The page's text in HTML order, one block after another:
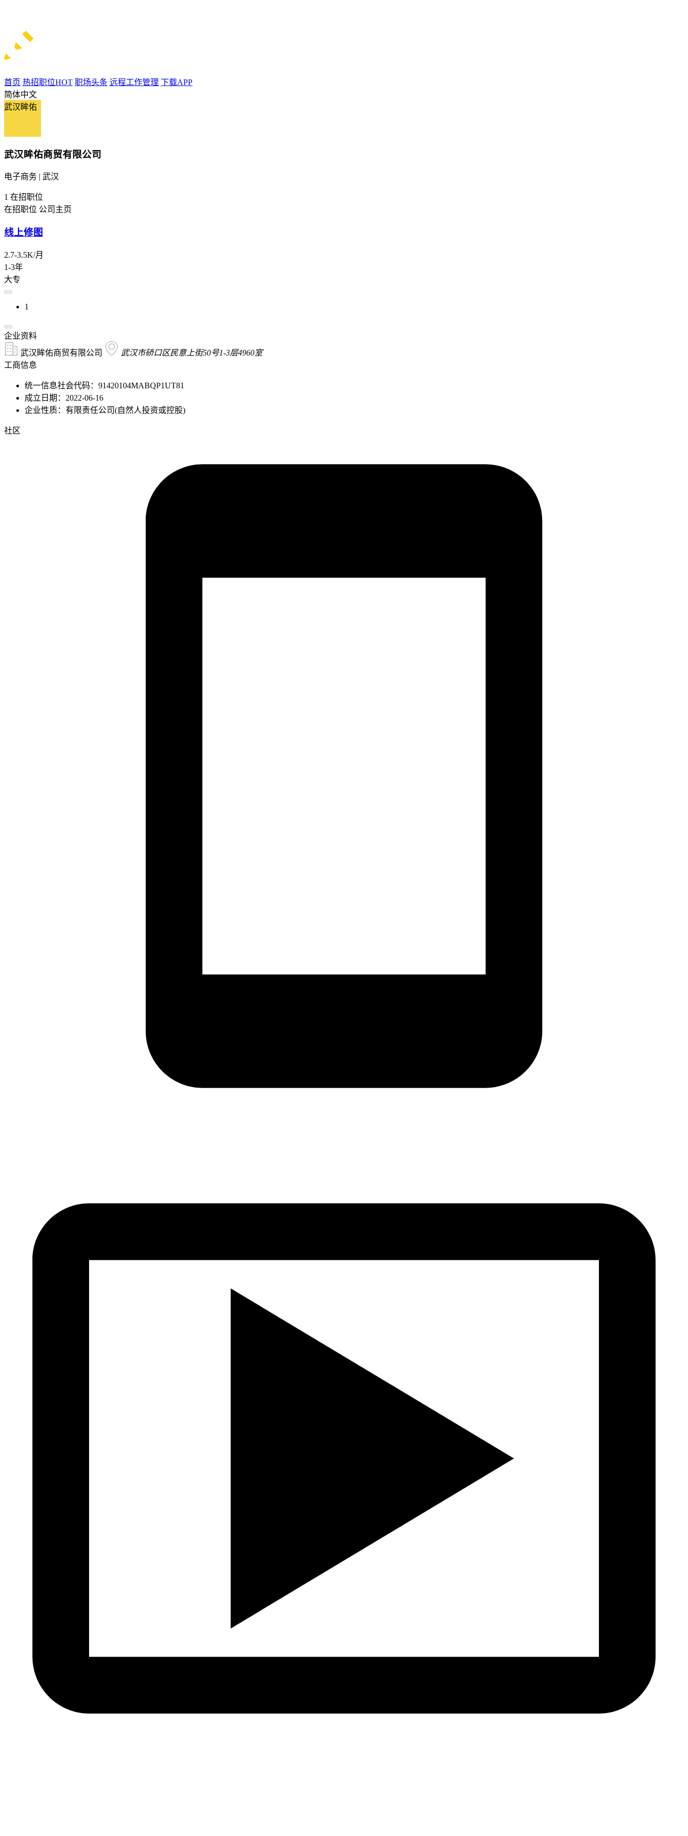
首页 热招职位HOT 职场头条 远程工作管理 下载APP
简体中文
武汉眸佑
武汉眸佑商贸有限公司
电子商务 | 武汉
1 在招职位
在招职位 公司主页
线上修图
2.7-3.5K/月
1-3年
大专
1
企业资料
武汉眸佑商贸有限公司
武汉市硚口区民意上街50号1-3层4960室
工商信息
统一信息社会代码：91420104MABQP1UT81
成立日期：2022-06-16
企业性质：有限责任公司(自然人投资或控股)
社区